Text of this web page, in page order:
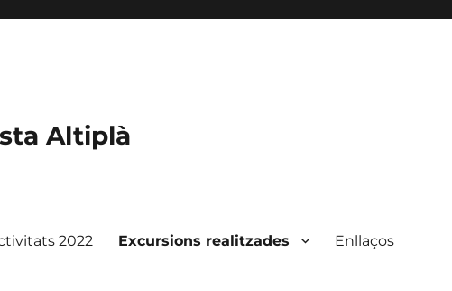
Altiplà
2022 Excursions realitzades Enllaços